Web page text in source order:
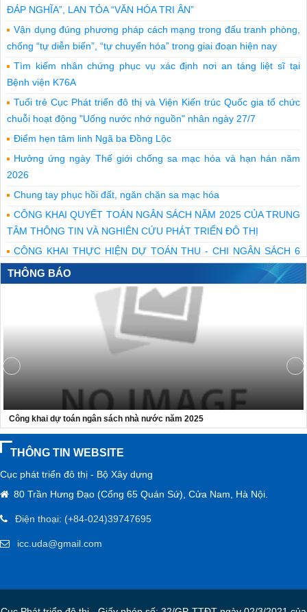
ĐÁP NGHĨA”, LAN TỎA “VĂN HÓA TRI ÂN”
Vận dụng đúng phương pháp cách mạng trong đấu tranh phòng,
chống “tự diễn biến”, “tự chuyển hóa” trong giai đoạn hiện nay
Tìm kiếm nhân chứng phục vụ xác định nơi an táng liệt sĩ tại
Bệnh viện K76A
Tuổi trẻ Cục Phát triển đô thị và Viện Kiến trúc Quốc gia tổ chức
chuỗi hoạt động "Uống nước nhớ nguồn" nhân ngày 27/7
Điểm hẹn tâm linh Ngã ba Đồng Lộc
Hưởng ứng ngày Thế giới chống sa mạc hóa và hạn hán năm
2026
Chung tay phục hồi đất, ngăn chặn sa mạc hóa
CÔNG KHAI QUYẾT TOÁN NGÂN SÁCH NĂM 2025 CỦA TRUNG
TÂM THÔNG TIN VÀ NGHIÊN CỨU PHÁT TRIỂN ĐÔ THỊ
CÔNG KHAI THỰC HIỆN DỰ TOÁN THU - CHI NGÂN SÁCH 6
THÁNG NĂM 2026 CỦA TRUNG TÂM THÔNG TIN VÀ NGHIÊN
CỨU PHÁT TRIỂN ĐÔ THỊ
Bộ Xây dựng tri ân những người đã ngã xuống để giữ mạch máu
Bộ trưởng Trần Hồng Minh dâng hương tưởng niệm các anh
hùng liệt sĩ tại Quảng Trị
CÔNG KHAI THỰC HIỆN DỰ TOÁN THU, CHI NGÂN SÁCH 6
THÁNG ĐẦU NĂM 2026 - CỤC PHÁT TRIỂN ĐÔ THỊ
THÔNG BÁO
Công khai dự toán ngân sách nhà nước năm 2025
THÔNG TIN WEBSITE
Cục phát triển đô thị - Bộ Xây dựng
80 Trần Hưng Đạo (Cổng 65 Quán Sứ), Cửa Nam, Hà Nội.
Điện thoại: (+84-024)39747695
icc.uda@gmail.com